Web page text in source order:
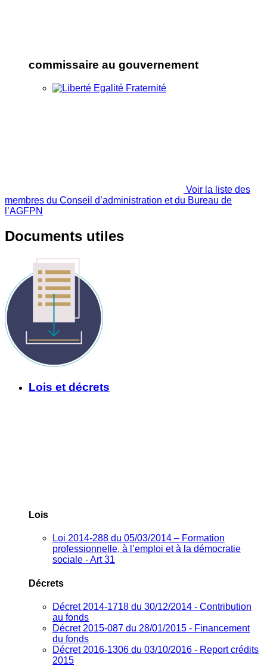
commissaire au gouvernement
Voir la liste des
membres du Conseil d’administration et du Bureau de
l’AGFPN
Documents utiles
Lois et décrets
Lois
Loi 2014-288 du 05/03/2014 – Formation
professionnelle, à l’emploi et à la démocratie
sociale - Art 31
Décrets
Décret 2014-1718 du 30/12/2014 - Contribution
au fonds
Décret 2015-087 du 28/01/2015 - Financement
du fonds
Décret 2016-1306 du 03/10/2016 - Report crédits
2015